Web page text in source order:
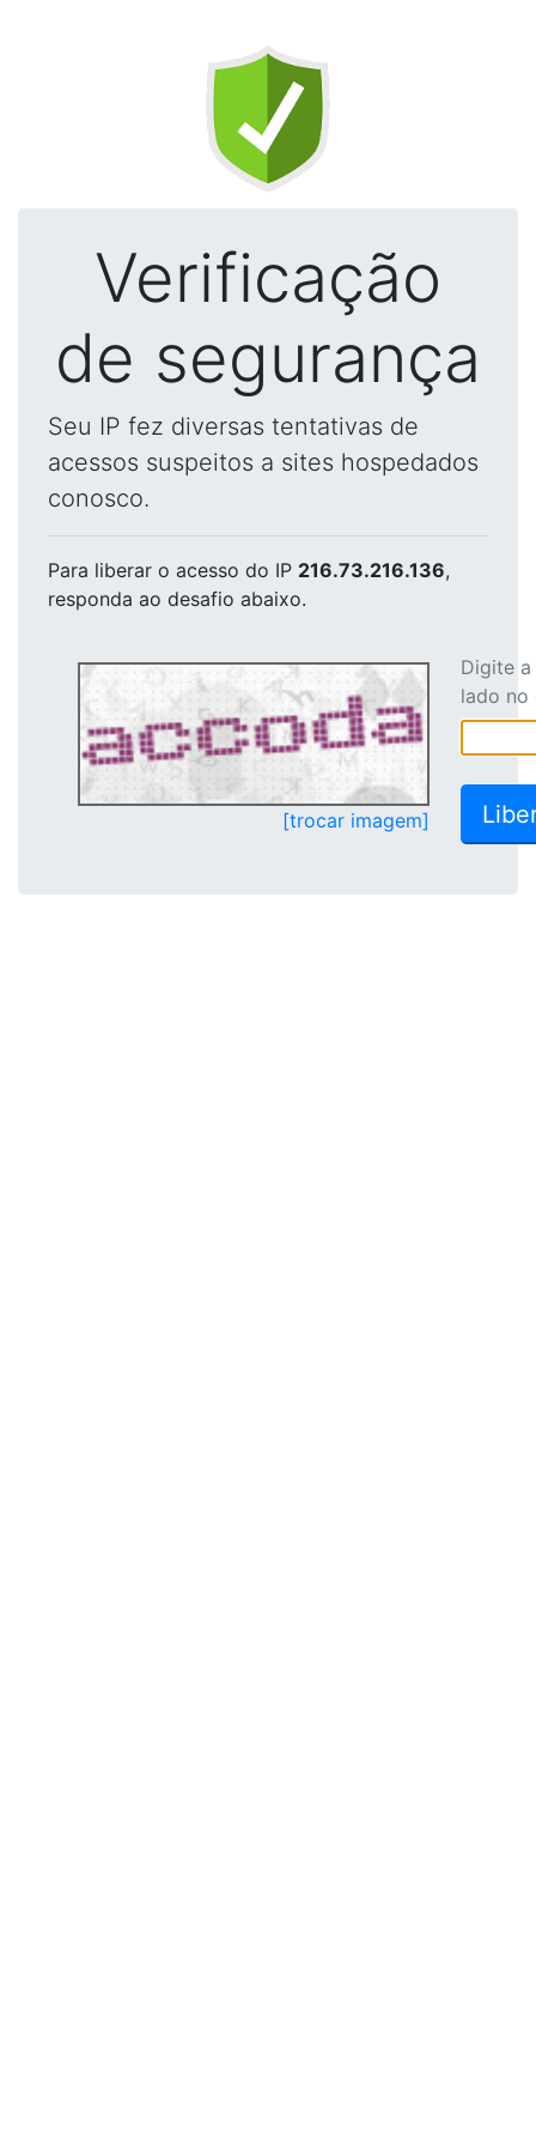
Verificação
de segurança
Seu IP fez diversas tentativas de
acessos suspeitos a sites hospedados
conosco.
Para liberar o acesso do IP 216.73.216.136,
responda ao desafio abaixo.
[trocar imagem]
Digite
lado no